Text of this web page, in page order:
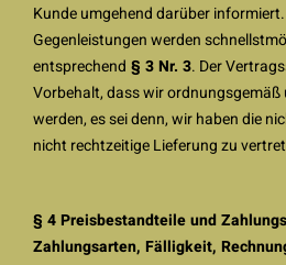
Kunde umgehend darüber
Gegenleistungen werden
entsprechend § 3 Nr. 3. Der
Vorbehalt, dass wir
werden, es sei denn, wir haben die
nicht rechtzeitige Lieferung zu
§ 4 Preisbestandteile und
Zahlungsarten, Fälligkeit,